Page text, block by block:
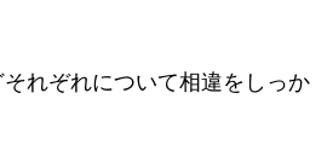
れぞれについて相違をしっか